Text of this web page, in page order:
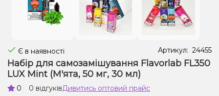
Є в наявності Артикул: 24455
Набір для самозамішування Flavorlab FL350
LUX Mint (М'ята, 50 мг, 30 мл)
0 0 відгуківДивитись оптовий прайс